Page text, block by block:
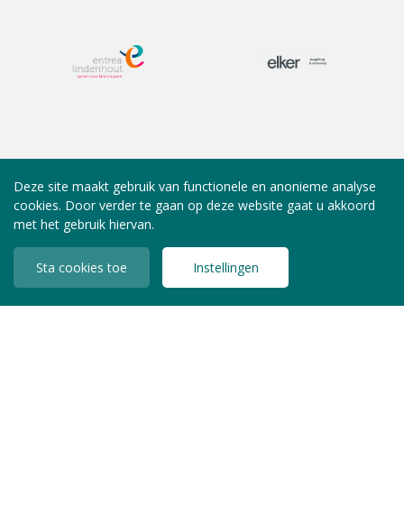
Deze site maakt gebruik van functionele en anonieme analyse
cookies. Door verder te gaan op deze website gaat u akkoord
met het gebruik hiervan.
Sta cookies toe Instellingen